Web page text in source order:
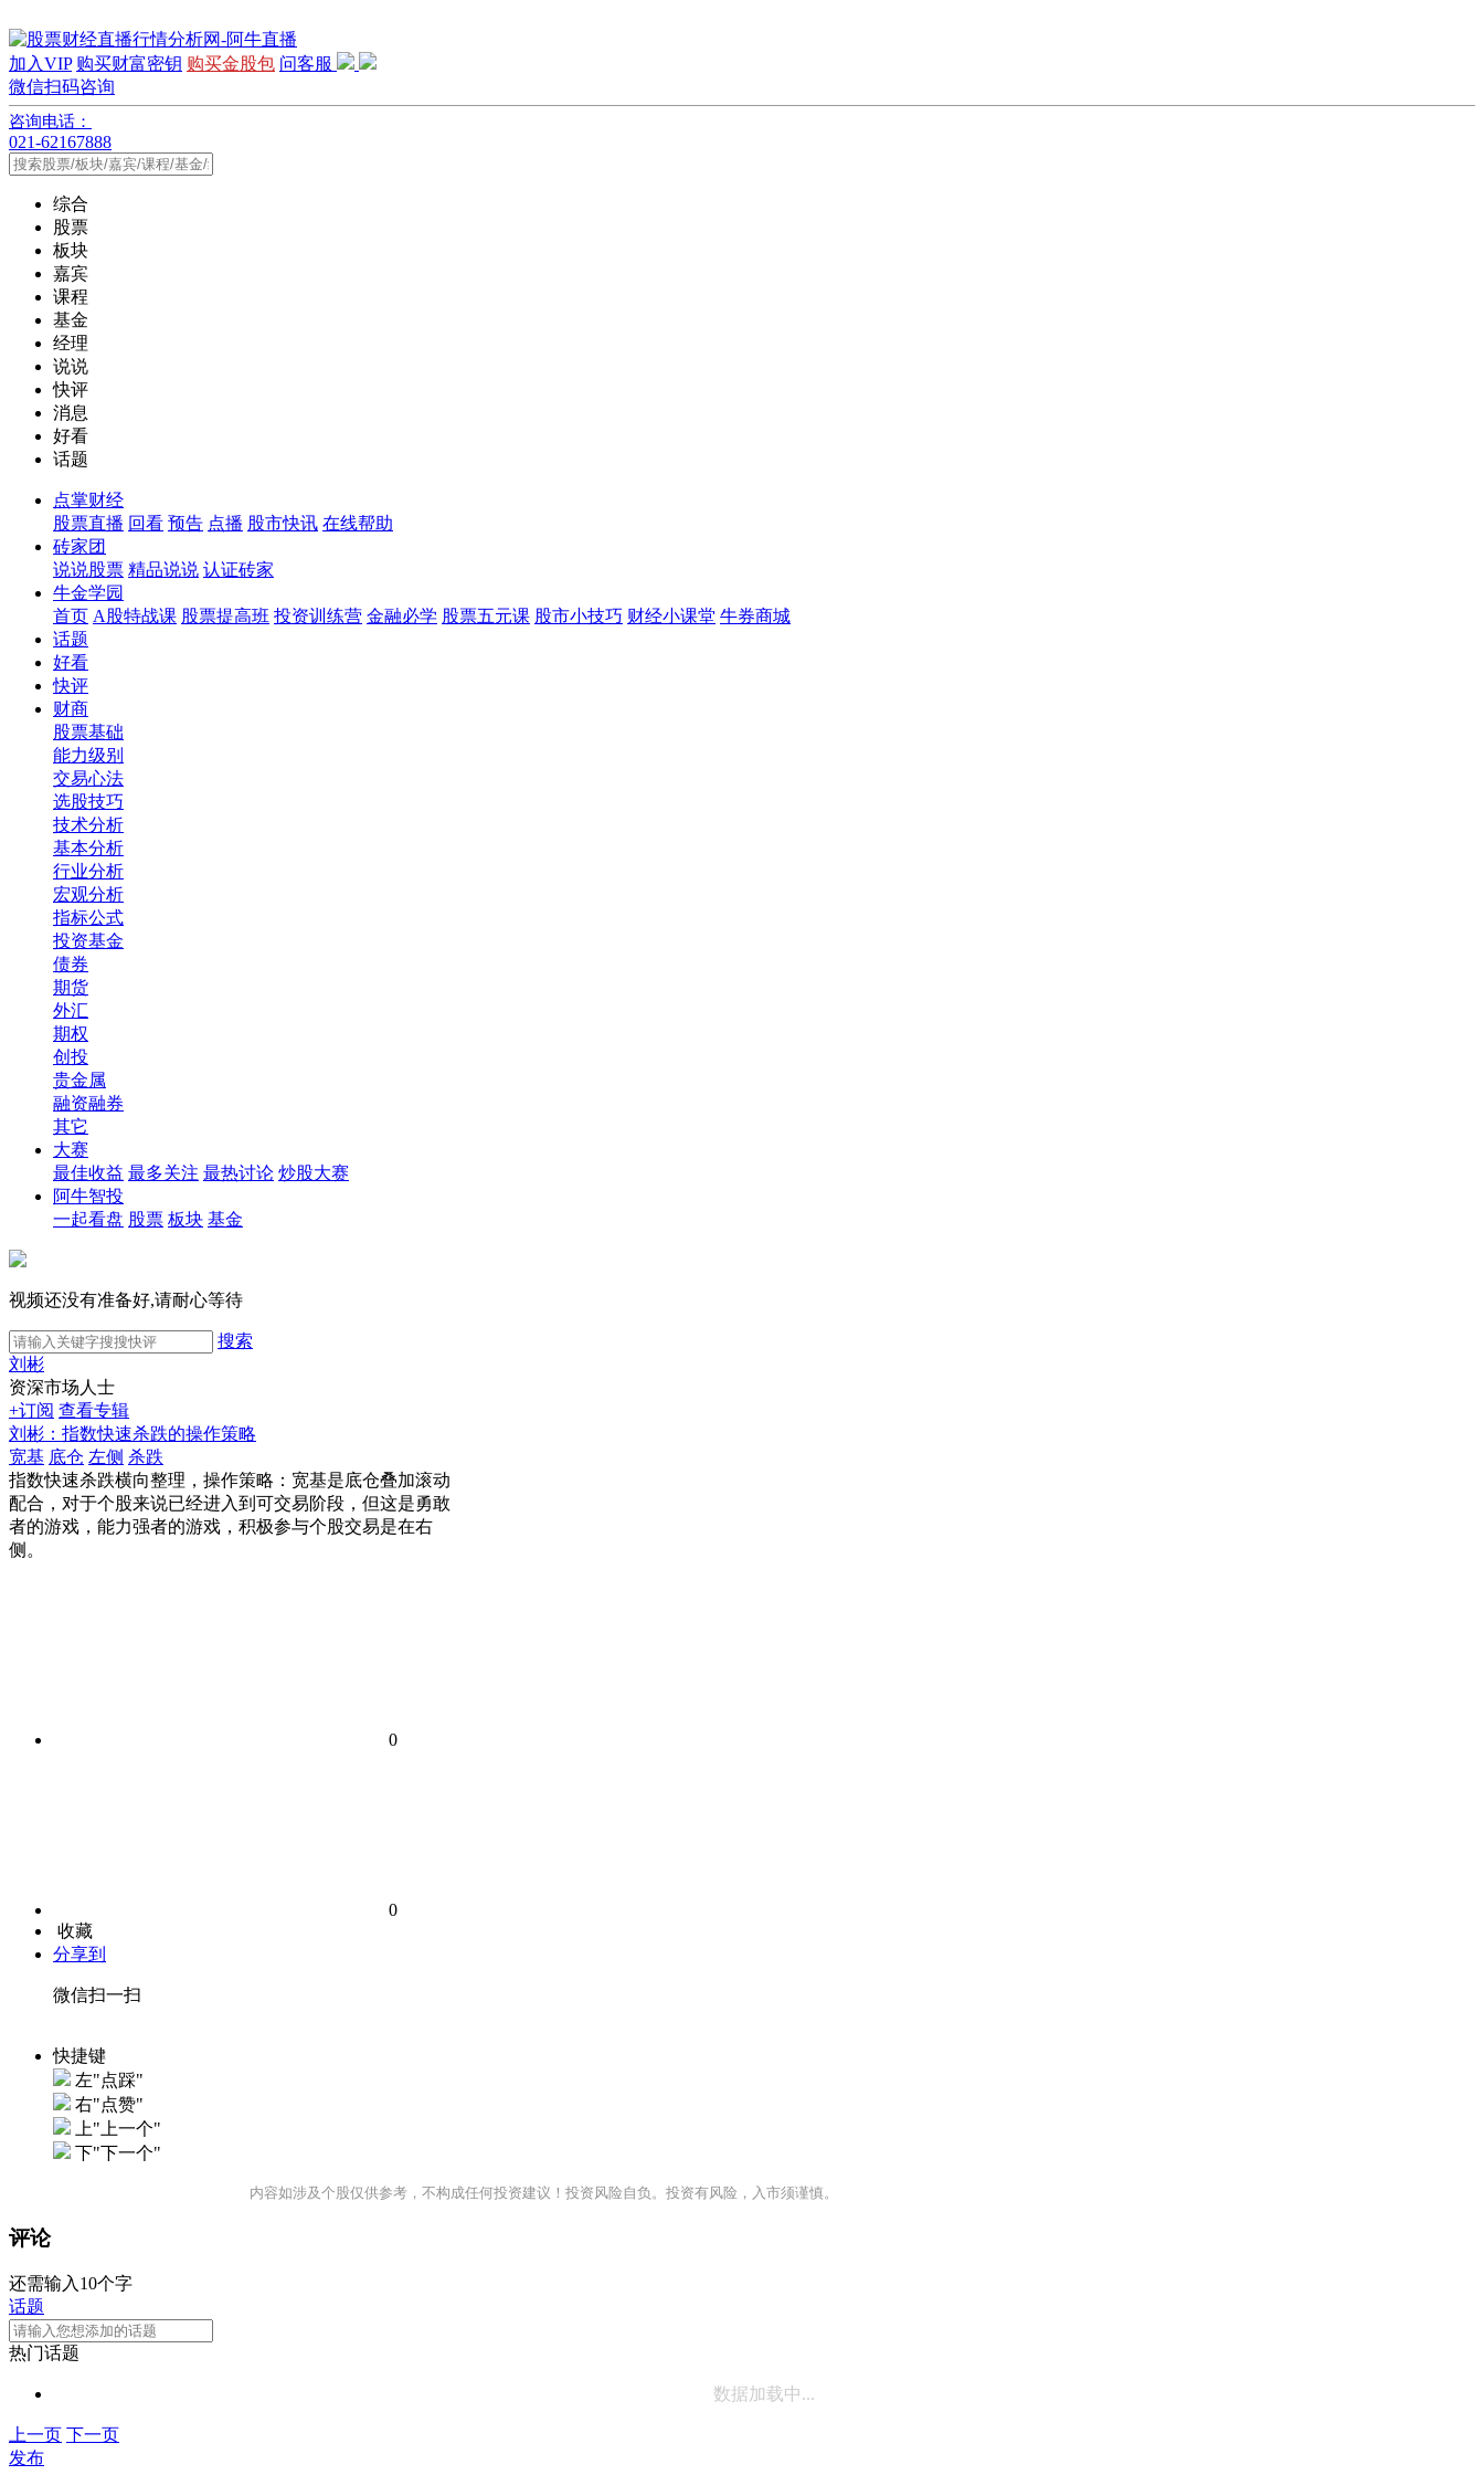
加入VIP 购买财富密钥 购买金股包 问客服
微信扫码咨询
咨询电话：
021-62167888
综合
股票
板块
嘉宾
课程
基金
经理
说说
快评
消息
好看
话题
点掌财经
股票直播 回看 预告 点播 股市快讯 在线帮助
砖家团
说说股票 精品说说 认证砖家
牛金学园
首页 A股特战课 股票提高班 投资训练营 金融必学 股票五元课 股市小技巧 财经小课堂 牛券商城
话题
好看
快评
财商
股票基础
能力级别
交易心法
选股技巧
技术分析
基本分析
行业分析
宏观分析
指标公式
投资基金
债券
期货
外汇
期权
创投
贵金属
融资融券
其它
大赛
最佳收益 最多关注 最热讨论 炒股大赛
阿牛智投
一起看盘 股票 板块 基金
视频还没有准备好,请耐心等待
搜索
刘彬
资深市场人士
+订阅 查看专辑
刘彬：指数快速杀跌的操作策略
宽基 底仓 左侧 杀跌
指数快速杀跌横向整理，操作策略：宽基是底仓叠加滚动
配合，对于个股来说已经进入到可交易阶段，但这是勇敢
者的游戏，能力强者的游戏，积极参与个股交易是在右
侧。
0
0
收藏
分享到
微信扫一扫
快捷键
左"点踩"
右"点赞"
上"上一个"
下"下一个"
内容如涉及个股仅供参考，不构成任何投资建议！投资风险自负。投资有风险，入市须谨慎。
评论
还需输入10个字
话题
热门话题
数据加载中...
上一页 下一页
发布